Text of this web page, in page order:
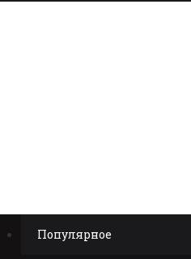
Популярное